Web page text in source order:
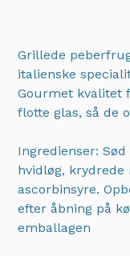
Grillede
italienske
Gourmet kvalitet
flotte glas, så de
Ingredienser:
hvidløg,
ascorbinsyre.
efter åbning på
emballagen